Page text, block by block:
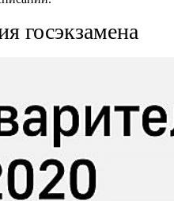
госэкзамена